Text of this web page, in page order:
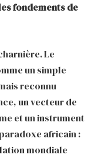
fondements de
Le
un simple
reconnu
un vecteur de
et un instrument
africain :
mondiale